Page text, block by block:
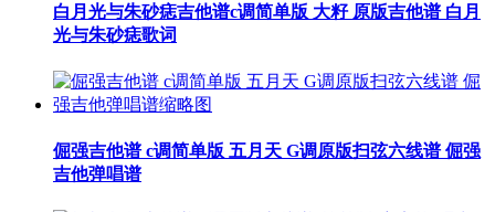
白月光与朱砂痣吉他谱c调简单版 大籽 原版吉他谱 白月
光与朱砂痣歌词
倔强吉他谱 c调简单版 五月天 G调原版扫弦六线谱 倔强
吉他弹唱谱